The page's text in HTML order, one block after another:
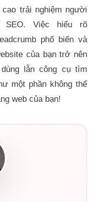
trải nghiệm người
Việc hiểu rõ
phổ biến và
của bạn trở nên
lẫn công cụ tìm
một phần không thể
web của bạn!